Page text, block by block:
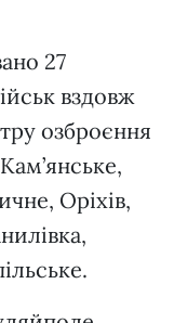
27
вздовж
озброєння
Оріхів,